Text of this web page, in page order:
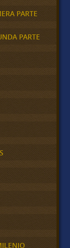
PARTE
PARTE